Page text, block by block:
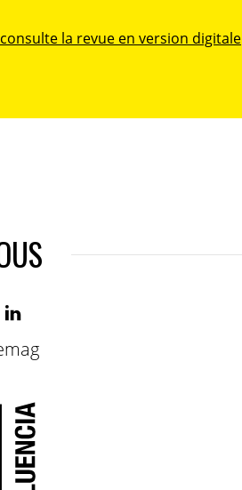
la revue en version digitale